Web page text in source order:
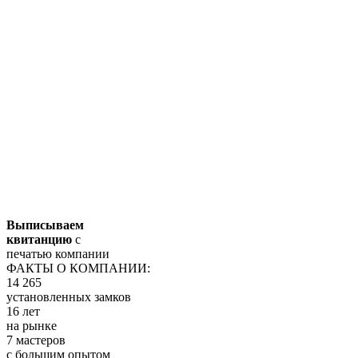
Выписываем
квитанцию с
печатью компании
ФАКТЫ О КОМПАНИИ:
14 265
установленных замков
16 лет
на рынке
7 мастеров
с большим опытом